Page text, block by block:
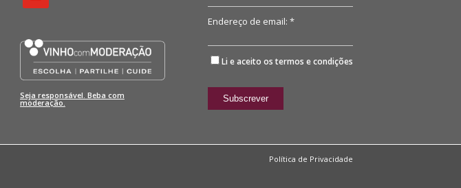
Seja responsável. Beba com
moderação.
Endereço de email: *
Li e aceito os termos e condições
Política de Privacidade